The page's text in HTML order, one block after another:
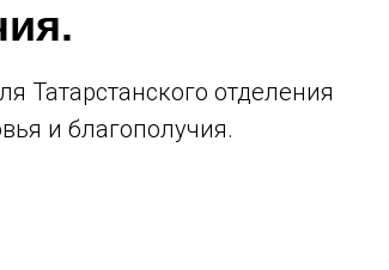
Татарстанского отделения
и благополучия.